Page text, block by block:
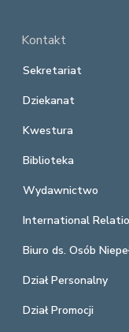
Kontakt
Sekretariat
Dziekanat
Kwestura
Biblioteka
Wydawnictwo
International
Biuro ds. Osób
Dział Personalny
Dział Promocji